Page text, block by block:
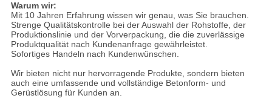
Warum wir:
Mit 10 Jahren Erfahrung wissen wir genau, was Sie brauchen.
Strenge Qualitätskontrolle bei der Auswahl der Rohstoffe, der
Produktionslinie und der Vorverpackung, die die zuverlässige
Produktqualität nach Kundenanfrage gewährleistet.
Sofortiges Handeln nach Kundenwünschen.
Wir bieten nicht nur hervorragende Produkte, sondern bieten
auch eine umfassende und vollständige Betonform- und
Gerüstlösung für Kunden an.